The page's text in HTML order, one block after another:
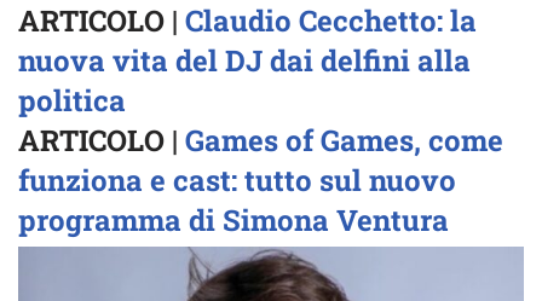
ARTICOLO | Claudio Cecchetto: la
nuova vita del DJ dai delfini alla
politica
ARTICOLO | Games of Games, come
funziona e cast: tutto sul nuovo
programma di Simona Ventura